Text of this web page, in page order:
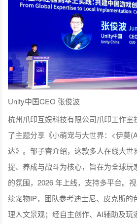
Unity中国CEO 张俊波
杭州爪印互娱科技有限公司爪印工作
了主题分享《小萌宠与大世界：<伊莫
达》。邹子睿介绍，这款多人在线大
捉、养成与战斗为核心，旨在为全球
的氛围，2026 年上线，支持多平台。
续宠物IP，团队参考迪士尼、皮克斯的
理人文景观；经自主创作、AI辅助及玩